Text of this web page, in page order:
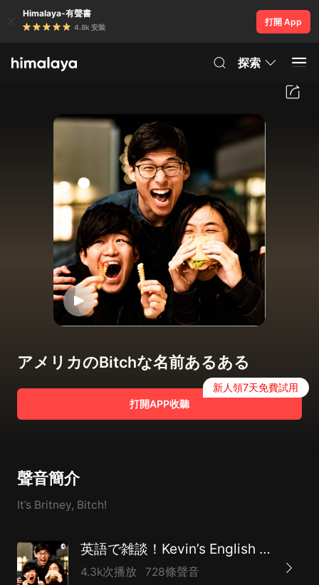
Himalaya-有聲書
4.8k 安裝
打開 App
探索
アメリカのBitchな名前あるある
打開APP收聽
新人領7天免費試用
聲音簡介
It’s Britney, Bitch!
英語で雑談！Kevin’s English Room Podcast
4.3k次播放 728條聲音